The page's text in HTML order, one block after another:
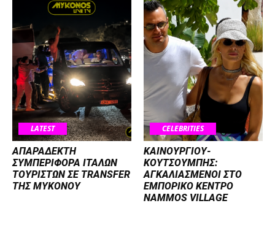
LATEST
ΑΠΑΡΑΔΕΚΤΗ
ΣΥΜΠΕΡΙΦΟΡΑ ΙΤΑΛΩΝ
ΤΟΥΡΙΣΤΩΝ ΣΕ TRANSFER
ΤΗΣ ΜΥΚΟΝΟΥ
CELEBRITIES
ΚΑΙΝΟΥΡΓΙΟΥ-
ΚΟΥΤΣΟΥΜΠΗΣ:
ΑΓΚΑΛΙΑΣΜΕΝΟΙ ΣΤΟ
ΕΜΠΟΡΙΚΟ ΚΕΝΤΡΟ
NAMMOS VILLAGE